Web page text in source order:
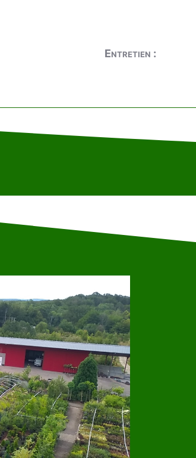
Entretien :